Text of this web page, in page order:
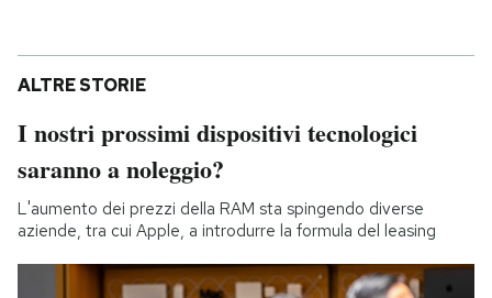
ALTRE STORIE
I nostri prossimi dispositivi tecnologici
saranno a noleggio?
L'aumento dei prezzi della RAM sta spingendo diverse
aziende, tra cui Apple, a introdurre la formula del leasing